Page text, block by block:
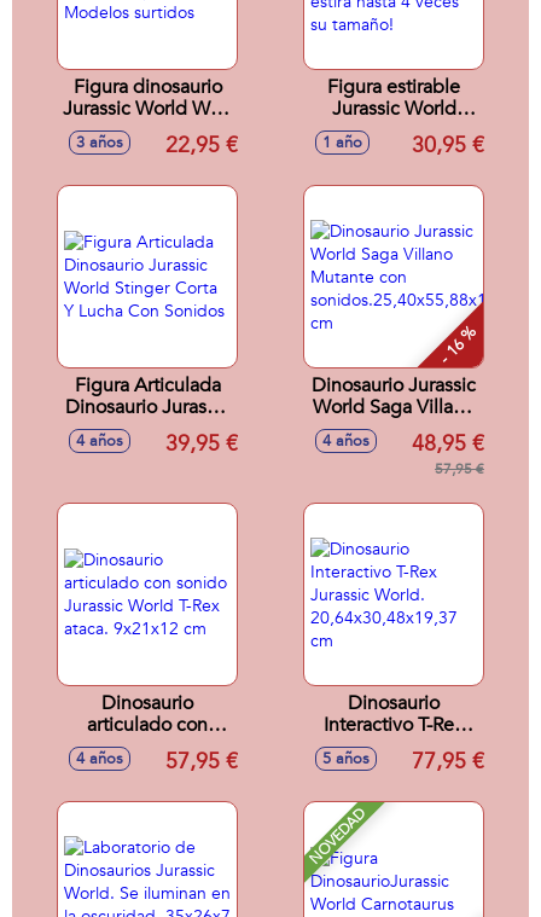
Figura dinosaurio
Jurassic World Wild
ruge y golpea. -
Modelos surtidos
3 años 22,95 €
Figura estirable
Jurassic World
Velociraptor Blue
¡se estira hasta 4
1 año 30,95 €
Figura Articulada
Dinosaurio Jurassic
World Stinger Corta
Y Lucha Con
4 años 39,95 €
- 16 %
Dinosaurio Jurassic
World Saga Villano
Mutante con
4 años 48,95 €
57,95 €
Dinosaurio
articulado con
sonido Jurassic
World T-Rex ataca.
4 años 57,95 €
Dinosaurio
Interactivo T-Rex
Jurassic World.
20,64x30,48x19,37
5 años 77,95 €
NOVEDAD